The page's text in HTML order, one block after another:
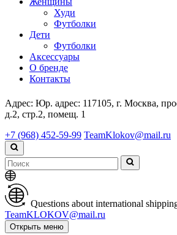
Худи
Футболки
Дети
Футболки
Аксессуары
О бренде
Контакты
Адрес: Юр. адрес: 117105, г. Москва,
д.2, стр.2, помещ. 1
+7 (968) 452-59-99 TeamKlokov@mail.ru
Questions about international
TeamKLOKOV@mail.ru
Открыть меню